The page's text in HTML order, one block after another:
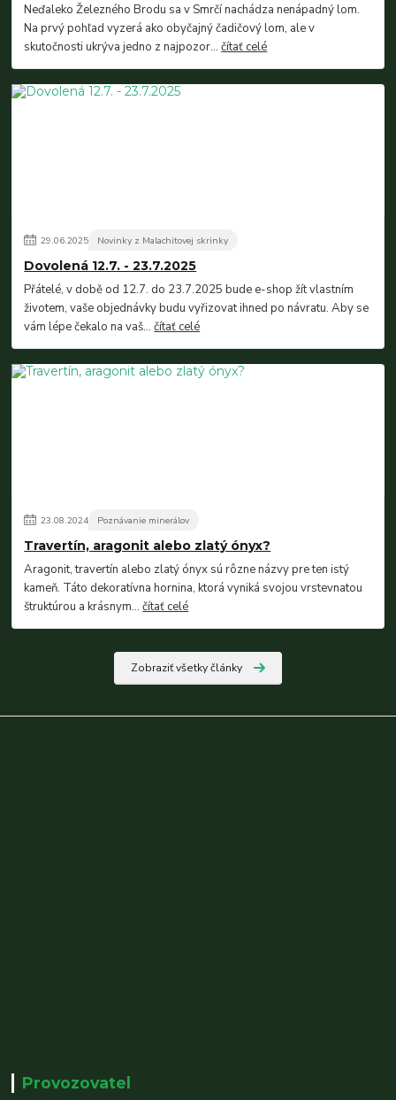
Neďaleko Železného Brodu sa v Smrčí nachádza nenápadný lom.
Na prvý pohľad vyzerá ako obyčajný čadičový lom, ale v
skutočnosti ukrýva jedno z najpozor...čítať celé
29.06.2025 Novinky z Malachitovej skrinky
Dovolená 12.7. - 23.7.2025
Přátelé, v době od 12.7. do 23.7.2025 bude e-shop žít vlastním
životem, vaše objednávky budu vyřizovat ihned po návratu. Aby se
vám lépe čekalo na vaš...čítať celé
23.08.2024 Poznávanie minerálov
Travertín, aragonit alebo zlatý ónyx?
Aragonit, travertín alebo zlatý ónyx sú rôzne názvy pre ten istý
kameň. Táto dekoratívna hornina, ktorá vyniká svojou vrstevnatou
štruktúrou a krásnym...čítať celé
Zobraziť všetky články
Provozovatel